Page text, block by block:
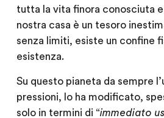
tutta la vita finora conosciuta
nostra casa è un tesoro
senza limiti, esiste un confine
esistenza.
Su questo pianeta da sempre
pressioni, lo ha modificato,
solo in termini di “immediato